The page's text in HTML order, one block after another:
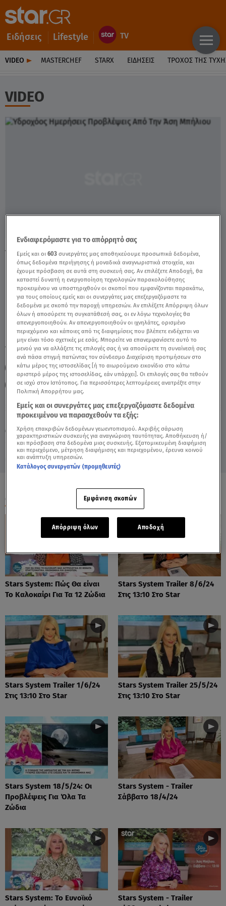
Ειδήσεις Lifestyle
VIDEO MASTERCHEF STARX ΕΙΔΉΣΕΙΣ ΤΡΟΧΌΣ ΤΗΣ
VIDEO
Κυριακή 9 Αυγούστου 2026
21.06.22, 13:10 ΖΩΔΙΑ
Υδροχόος Σήμερα 21/6: Οι Προβλέψεις της
Άσης Μπήλιου - Video
TAGS: ΥΔΡΟΧΟΟΣ ΑΣΤΡΟΛΟΓΙΚΕΣ ΠΡΟΒΛΕΨΕΙΣ
ΗΜΕΡΗΣΙΕΣ ΠΡΟΒΛΕΨΕΙΣ
ΖΩΔΙΑ ΑΣΗ ΜΠΗΛΙΟΥ
ΖΩΔΙΑ ΣΗΜΕΡΑ
ΑΣΗ ΜΠΗΛΙΟΥ BREAKFAST@STAR
ΟΛΑ ΤΑ ΒΙΝΤΕΟ
Stars System: Πώς Θα είναι
Το Καλοκαίρι Για Τα 12 Ζώδια
Stars System Trailer 8/6/24
Στις 13:10 Στο Star
Stars System Trailer 1/6/24
Στις 13:10 Στο Star
Stars System Trailer 25/5/24
Στις 13:10 Στο Star
Stars System 18/5/24: Οι
Προβλέψεις Για Όλα Τα
Ζώδια
Stars System - Trailer
Σάββατο 18/4/24
Stars System: Το Ευνοϊκό
Stars System - Trailer
Ενδιαφερόμαστε για το απόρρητό σας
Εμείς και οι603 συνεργάτες μας αποθηκεύουμε προσωπικά δεδομένα,
όπως δεδομένα περιήγησης ή μοναδικά αναγνωριστικά στοιχεία, και
έχουμε πρόσβαση σε αυτά στη συσκευή σας. Αν επιλέξετε Αποδοχή, θα
καταστεί δυνατή η ενεργοποίηση τεχνολογιών παρακολούθησης
προκειμένου να υποστηριχθούν οι σκοποί που εμφανίζονται παρακάτω,
για τους οποίους εμείς και οι συνεργάτες μας επεξεργαζόμαστε τα
δεδομένα με σκοπό την παροχή υπηρεσιών. Αν επιλέξετε Απόρριψη όλων
όλων ή αποσύρετε τη συγκατάθεσή σας, οι εν λόγω τεχνολογίες θα
απενεργοποιηθούν. Αν απενεργοποιηθούν οι ιχνηλάτες, ορισμένο
περιεχόμενο και κάποιες από τις διαφημίσεις που βλέπετε ενδέχεται να
μην είναι τόσο σχετικές με εσάς. Μπορείτε να επανεμφανίσετε αυτό το
μενού για να αλλάξετε τις επιλογές σας ή να αποσύρετε τη συναίνεσή σας
ανά πάσα στιγμή πατώντας τον σύνδεσμο Διαχείριση προτιμήσεων στο
κάτω μέρος της ιστοσελίδας [ή το αιωρούμενο εικονίδιο στο κάτω
αριστερό μέρος της ιστοσελίδας, εάν υπάρχει]. Οι επιλογές σας θα τεθούν
σε ισχύ στον Ιστότοπος. Για περισσότερες λεπτομέρειες ανατρέξτε στην
Πολιτική Απορρήτου μας.
Εμείς και οι συνεργάτες μας επεξεργαζόμαστε δεδομένα
προκειμένου να παρασχεθούν τα εξής:
Χρήση επακριβών δεδομένων γεωεντοπισμού. Ακριβής σάρωση
χαρακτηριστικών συσκευής για αναγνώριση ταυτότητας. Αποθήκευση ή/
και πρόσβαση στα δεδομένα μιας συσκευής. Εξατομικευμένη διαφήμιση
και περιεχόμενο, μέτρηση διαφήμισης και περιεχομένου, έρευνα κοινού
και ανάπτυξη υπηρεσιών.
Κατάλογος συνεργατών (προμηθευτές)
Εμφάνιση σκοπών
Απόρριψη όλων Αποδοχή